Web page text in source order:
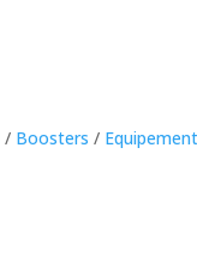
/ Boosters /